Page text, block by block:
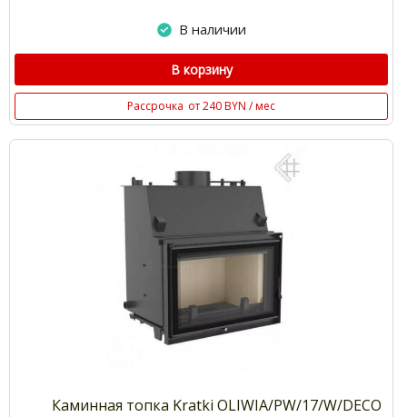
В наличии
В корзину
Рассрочка от 240 BYN / мес
Каминная топка Kratki OLIWIA/PW/17/W/DECO